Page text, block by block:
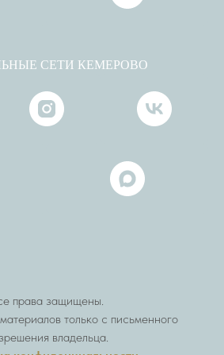
СЕТИ КЕМЕРОВО
права защищены.
только с письменного
владельца.